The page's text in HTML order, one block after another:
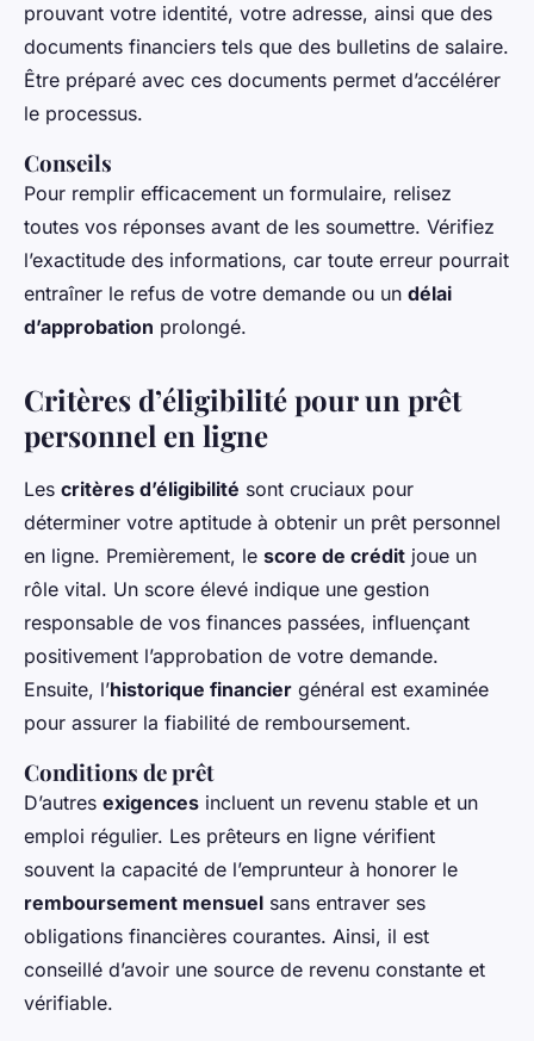
prouvant votre identité, votre adresse, ainsi que des
documents financiers tels que des bulletins de salaire.
Être préparé avec ces documents permet d’accélérer
le processus.
Conseils
Pour remplir efficacement un formulaire, relisez
toutes vos réponses avant de les soumettre. Vérifiez
l’exactitude des informations, car toute erreur pourrait
entraîner le refus de votre demande ou un délai
d’approbation prolongé.
Critères d’éligibilité pour un prêt
personnel en ligne
Les critères d’éligibilité sont cruciaux pour
déterminer votre aptitude à obtenir un prêt personnel
en ligne. Premièrement, le score de crédit joue un
rôle vital. Un score élevé indique une gestion
responsable de vos finances passées, influençant
positivement l’approbation de votre demande.
Ensuite, l’historique financier général est examinée
pour assurer la fiabilité de remboursement.
Conditions de prêt
D’autres exigences incluent un revenu stable et un
emploi régulier. Les prêteurs en ligne vérifient
souvent la capacité de l’emprunteur à honorer le
remboursement mensuel sans entraver ses
obligations financières courantes. Ainsi, il est
conseillé d’avoir une source de revenu constante et
vérifiable.